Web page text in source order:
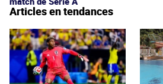
Articles en tendances